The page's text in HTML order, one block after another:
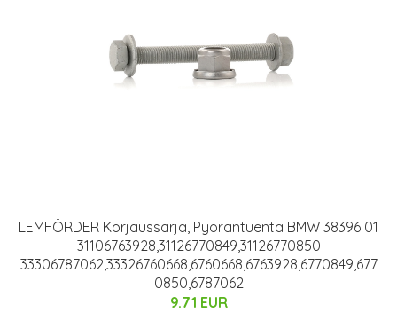
LEMFÖRDER Korjaussarja, Pyöräntuenta BMW 38396 01
31106763928,31126770849,31126770850
33306787062,33326760668,6760668,6763928,6770849,677
0850,6787062
9.71 EUR